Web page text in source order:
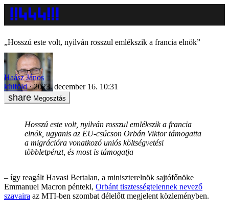
„Hosszú este volt, nyilván rosszul emlékszik a francia elnök”
Haász János
külföld
2023. december 16. 10:31
Megosztás
Hosszú este volt, nyilván rosszul emlékszik a francia
elnök, ugyanis az EU-csúcson Orbán Viktor támogatta
a migrációra vonatkozó uniós költségvetési
többletpénzt, és most is támogatja
– így reagált Havasi Bertalan, a miniszterelnök sajtófőnöke
Emmanuel Macron pénteki, Orbánt tisztességtelennek nevező
szavaira az MTI-ben szombat délelőtt megjelent közleményben.